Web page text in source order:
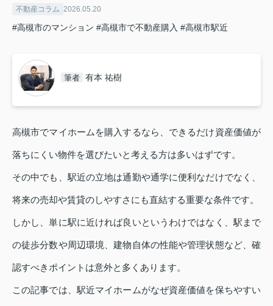
不動産コラム 2026.05.20
#高槻市のマンション #高槻市で不動産購入 #高槻市駅近
筆者 有本 祐樹
高槻市でマイホームを購入するなら、できるだけ資産価値が
落ちにくい物件を選びたいと考える方は多いはずです。
その中でも、駅近の立地は通勤や通学に便利なだけでなく、
将来の売却や賃貸のしやすさにも直結する重要な条件です。
しかし、単に駅に近ければ良いというわけではなく、駅まで
の徒歩分数や周辺環境、建物自体の性能や管理状態など、確
認すべきポイントは意外と多くあります。
この記事では、駅近マイホームがなぜ資産価値を保ちやすい